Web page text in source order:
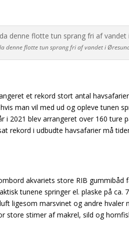
denne flotte tun sprang fri af vandet i
et rekord stort antal
man vil med ud og opleve tunen
i 2021 blev arrangeret over 160 ture
rekord i udbudte havsafarier må
akvariets store RIB gummibåd
tunene springer el. plaske på ca.
ligesom marsvinet og andre hvaler
stimer af makrel, sild og